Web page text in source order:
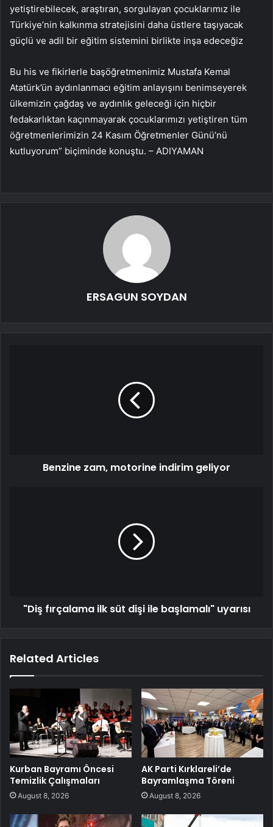
yetiştirebilecek, araştıran, sorgulayan çocuklarımız ile
Türkiye’nin kalkınma stratejisini daha üstlere taşıyacak
güçlü ve adil bir eğitim sistemini birlikte inşa edeceğiz
Bu his ve fikirlerle başöğretmenimiz Mustafa Kemal
Atatürk’ün aydınlanmacı eğitim anlayışını benimseyerek
ülkemizin çağdaş ve aydınlık geleceği için hiçbir
fedakarlıktan kaçınmayarak çocuklarımızı yetiştiren tüm
öğretmenlerimizin 24 Kasım Öğretmenler Günü’nü
kutluyorum” biçiminde konuştu. – ADIYAMAN
ERSAGUN SOYDAN
Benzine zam, motorine indirim geliyor
"Diş fırçalama ilk süt dişi ile başlamalı" uyarısı
Related Articles
Kurban Bayramı Öncesi
Temizlik Çalışmaları
August 8, 2026
AK Parti Kırklareli’de
Bayramlaşma Töreni
August 8, 2026